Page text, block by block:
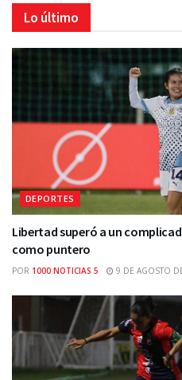
Lo último
DEPORTES
Libertad superó a un
como puntero
POR 1000 NOTICIAS 5 9 DE AGOSTO